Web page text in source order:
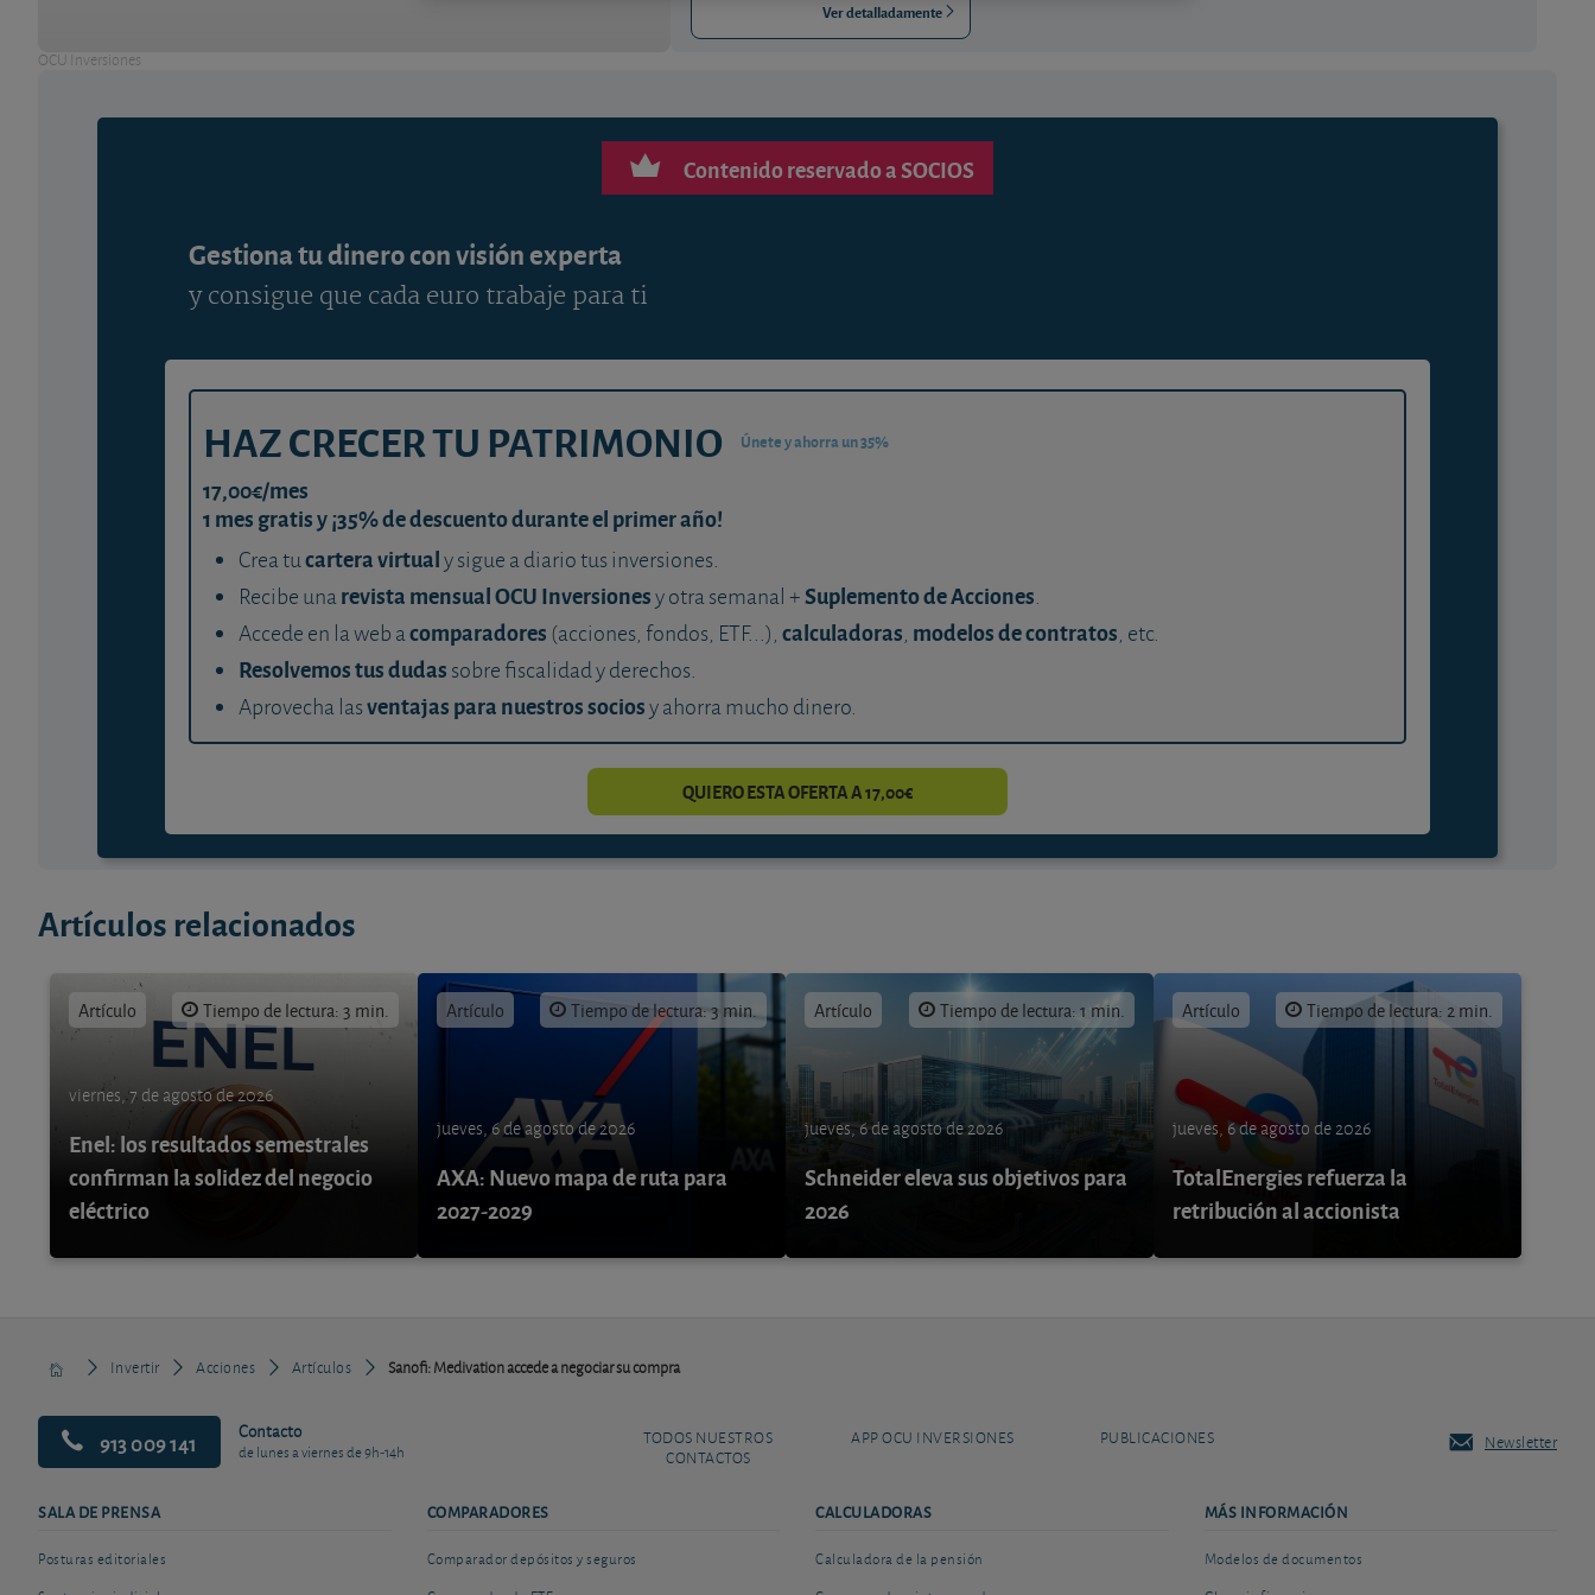
OCU Inversiones
Ver detalladamente
Contenido reservado a SOCIOS
Gestiona tu dinero con visión experta
y consigue que cada euro trabaje para ti
HAZ CRECER TU PATRIMONIO Únete y ahorra un 35%
17,00€/mes
1 mes gratis y ¡35% de descuento durante el primer año!
Crea tucartera virtualy sigue a diario tus inversiones.
Recibe unarevista mensual OCU Inversionesy otra semanal +Suplemento de Acciones.
Accede en la web acomparadores (acciones, fondos, ETF...), calculadoras, modelos de contratos, etc.
Resolvemos tus dudas sobre fiscalidad y derechos.
Aprovecha lasventajas para nuestros sociosy ahorra mucho dinero.
QUIERO ESTA OFERTA A 17,00€
Artículos relacionados
Artículo Tiempo de lectura: 3 min.
viernes, 7 de agosto de 2026
Enel: los resultados semestrales
confirman la solidez del negocio
eléctrico
Artículo Tiempo de lectura: 3 min.
jueves, 6 de agosto de 2026
AXA: Nuevo mapa de ruta para
2027-2029
Artículo Tiempo de lectura: 1 min.
jueves, 6 de agosto de 2026
Schneider eleva sus objetivos para
2026
Artículo Tiempo de lectura: 2 min.
jueves, 6 de agosto de 2026
TotalEnergies refuerza la
retribución al accionista
Invertir Acciones Artículos Sanofi: Medivation accede a negociar su compra
913 009 141 Contacto
de lunes a viernes de 9h-14h
TODOS NUESTROS
CONTACTOS
APP OCU INVERSIONES PUBLICACIONES Newsletter
SALA DE PRENSA
Posturas editoriales
COMPARADORES
Comparador depósitos y seguros
CALCULADORAS
Calculadora de la pensión
MÁS INFORMACIÓN
Modelos de documentos